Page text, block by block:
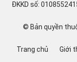
ĐKKD số:
© Bản quyền
Trang chủ
Giới